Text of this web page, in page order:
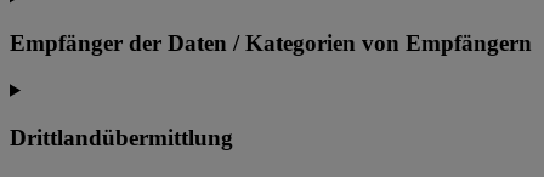
Empfänger der Daten / Kategorien von Empfängern
Drittlandübermittlung